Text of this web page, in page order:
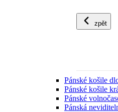
zpět
Pánské košile
Pánské košile
Pánské
Pánská